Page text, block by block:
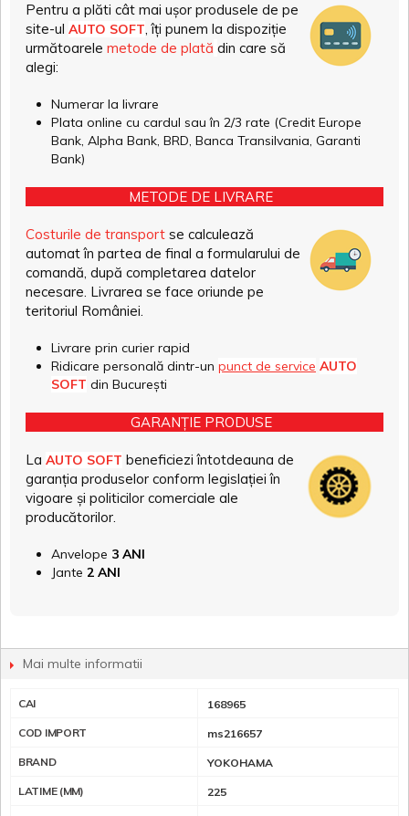
Pentru a plăti cât mai ușor produsele de pe
site-ul AUTO SOFT, îți punem la dispoziție
următoarele metode de plată din care să
alegi:
Numerar la livrare
Plata online cu cardul sau în 2/3 rate (Credit Europe
Bank, Alpha Bank, BRD, Banca Transilvania, Garanti
Bank)
METODE DE LIVRARE
Costurile de transport se calculează
automat în partea de final a formularului de
comandă, după completarea datelor
necesare. Livrarea se face oriunde pe
teritoriul României.
Livrare prin curier rapid
Ridicare personală dintr-un punct de service AUTO
SOFT din București
GARANȚIE PRODUSE
La AUTO SOFT beneficiezi întotdeauna de
garanția produselor conform legislației în
vigoare și politicilor comerciale ale
producătorilor.
Anvelope 3 ANI
Jante 2 ANI
Mai multe informatii
CAI 168965
COD IMPORT ms216657
BRAND YOKOHAMA
LATIME (MM) 225